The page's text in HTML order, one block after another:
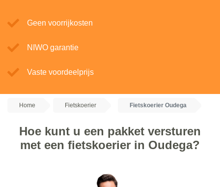
Geen voorrijkosten
NIWO garantie
Vaste voordeelprijs
Home Fietskoerier Fietskoerier Oudega
Hoe kunt u een pakket versturen
met een fietskoerier in Oudega?